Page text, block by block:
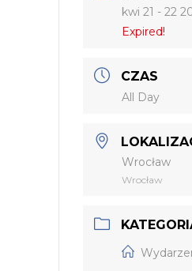
kwi 21 - 22
Expired!
CZAS
All Day
Wrocław
Wrocław